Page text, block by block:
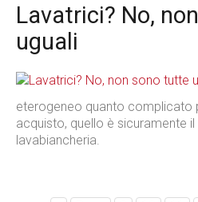
Lavatrici? No,
uguali
eterogeneo quanto complicato
acquisto, quello è sicuramente
lavabiancheria.